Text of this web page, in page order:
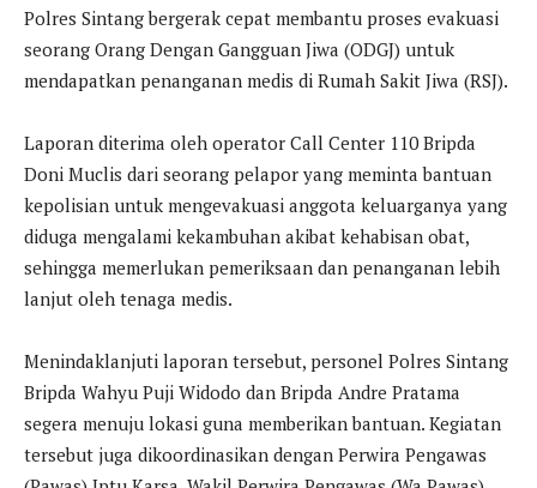
Polres Sintang bergerak cepat membantu proses evakuasi
seorang Orang Dengan Gangguan Jiwa (ODGJ) untuk
mendapatkan penanganan medis di Rumah Sakit Jiwa (RSJ).
Laporan diterima oleh operator Call Center 110 Bripda
Doni Muclis dari seorang pelapor yang meminta bantuan
kepolisian untuk mengevakuasi anggota keluarganya yang
diduga mengalami kekambuhan akibat kehabisan obat,
sehingga memerlukan pemeriksaan dan penanganan lebih
lanjut oleh tenaga medis.
Menindaklanjuti laporan tersebut, personel Polres Sintang
Bripda Wahyu Puji Widodo dan Bripda Andre Pratama
segera menuju lokasi guna memberikan bantuan. Kegiatan
tersebut juga dikoordinasikan dengan Perwira Pengawas